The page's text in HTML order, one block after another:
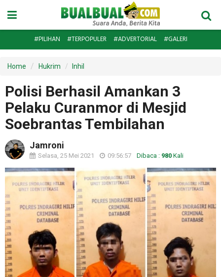
#PILIHAN #TERPOPULER #ADVERTORIAL #GALERI
Home Hukrim Inhil
Polisi Berhasil Amankan 3
Pelaku Curanmor di Mesjid
Soebrantas Tembilahan
Jamroni
Selasa, 25 Mei 2021 09:56:57 Dibaca : 980 Kali